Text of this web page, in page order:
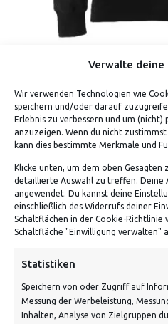
Verwalte deine
Wir verwenden Technologien wie
speichern und/oder darauf
Erlebnis zu verbessern und um (nicht)
anzuzeigen. Wenn du nicht
kann dies bestimmte Merkmale und
Klicke unten, um dem oben Gesagten
detaillierte Auswahl zu treffen. Deine
angewendet. Du kannst deine
einschließlich des Widerrufs deiner
Schaltflächen in der Cookie-Richtlinie
Schaltfläche "Einwilligung verwalten"
Statistiken
Speichern von oder Zugriff auf
Messung der Werbeleistung,
Inhalten, Analyse von Zielgruppen